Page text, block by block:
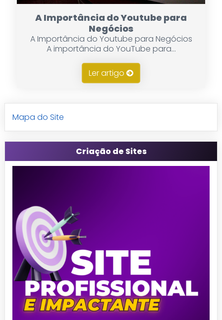
A Importância do Youtube para
Negócios
A Importância do Youtube para Negócios
A importância do YouTube para...
Ler artigo
Mapa do Site
Criação de Sites